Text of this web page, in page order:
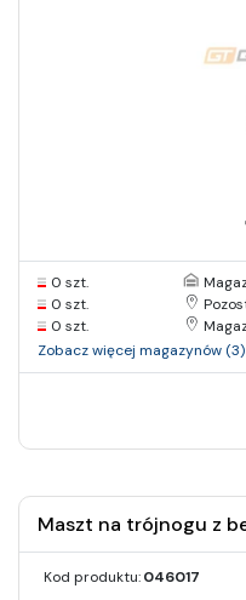
0 szt.
0 szt.
0 szt.
Zobacz więcej magazynów (3)
Maszt na trójnogu z
Kod produktu:046017